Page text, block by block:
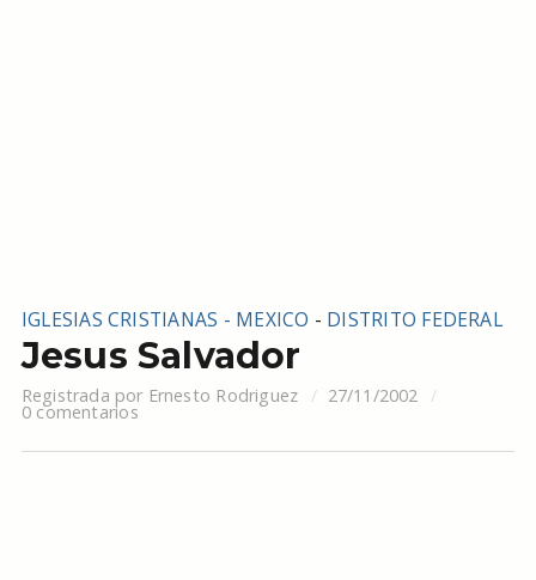
IGLESIAS CRISTIANAS - MEXICO - DISTRITO FEDERAL
Jesus Salvador
Registrada por Ernesto Rodriguez 27/11/2002
0 comentarios